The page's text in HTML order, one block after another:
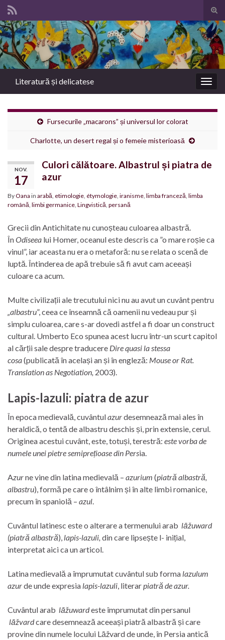
Search for:
Literatură și delicatese
Fursecurile „macarons” și universul lor colorat
Charlotte, un desert regal și o femeie misterioasă
NOV.
17
Culori călătoare. Albastrul și piatra de
azur
ByOana in arabă etimologie étymologie iranisme limba franceză limba
română limbi germanice Lingvistică persană
Grecii din Antichitate nu cunoșteau culoarea albastră.
ÎnOdiseea lui Homer, oceanul este descris ca ”o mare roșie ca
vinul”, iar aceasta nu era o metaforă: nu se relata o scenă de
luptă. Întinderea de apă trebuie să fi avut cam aceeași
culoare ca acum.
Multe civilizații ale trecutului nici nu au avut un cuvânt pentru
„albastru”, ceea ce înseamnă că oamenii nu vedeau pur și
simplu culoarea, care s-ar dovedi astfel a fi doar un construct
cultural. Umberto Eco spunea acest lucru într-un scurt capitol
al cărții sale despre traducere Dire quasi la stessa
cosa(publicată în același an și în engleză: Mouse or Rat.
Translation as Negotiation, 2003).
Lapis-lazuli: piatra de azur
În epoca medievală, cuvântulazurdesemnează mai ales în
heraldică, o tentă de albastru deschis și, prin extensie, cerul.
Originea acestui cuvânt, este, totuși, terestră: este vorba de
numele unei pietre semiprețioase din Persia.
Azurne vine din latina medievală – azurium (piatră albastră,
albastru), formă pe care o întâlnim și în alte limbi romanice,
precum în spaniolă – azul
Cuvântul latinesc este o alterare a termenului arab lāžuward
(piatră albastră), lapis-lazuli, din care lipsește l- inițial,
interpretat aici ca un articol.
Latina medievală a împrumutat cuvântul sub forma lazulum
azurde unde expresia lapis-lazuli , literar piatră de azur.
Cuvântul arab lāžuwardeste împrumutat din persanul
lāžvardcare desemnează aceeași piatră albastră și care
provine din numele locului Lāžvard de unde, în Persia antică